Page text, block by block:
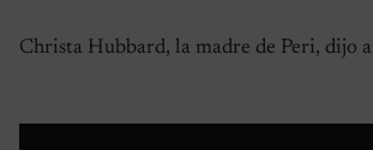
Christa Hubbard, la madre de Peri, dijo a